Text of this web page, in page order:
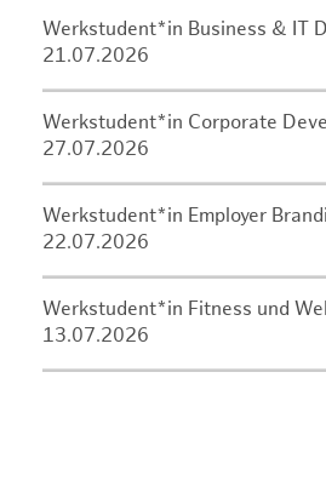
Werkstudent*in Business & IT
21.07.2026
Werkstudent*in Corporate
27.07.2026
Werkstudent*in Employer
22.07.2026
Werkstudent*in Fitness und
13.07.2026